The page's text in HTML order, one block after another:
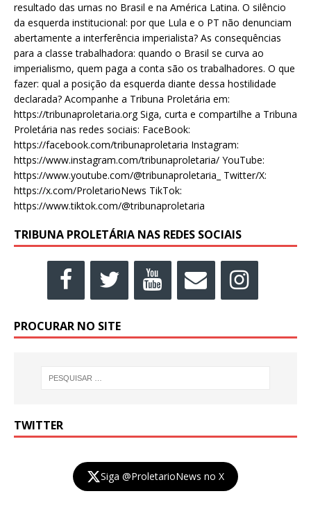
resultado das urnas no Brasil e na América Latina. O silêncio
da esquerda institucional: por que Lula e o PT não denunciam
abertamente a interferência imperialista? As consequências
para a classe trabalhadora: quando o Brasil se curva ao
imperialismo, quem paga a conta são os trabalhadores. O que
fazer: qual a posição da esquerda diante dessa hostilidade
declarada? Acompanhe a Tribuna Proletária em:
https://tribunaproletaria.org Siga, curta e compartilhe a Tribuna
Proletária nas redes sociais: FaceBook:
https://facebook.com/tribunaproletaria Instagram:
https://www.instagram.com/tribunaproletaria/ YouTube:
https://www.youtube.com/@tribunaproletaria_ Twitter/X:
https://x.com/ProletarioNews TikTok:
https://www.tiktok.com/@tribunaproletaria
TRIBUNA PROLETÁRIA NAS REDES SOCIAIS
PROCURAR NO SITE
TWITTER
Siga @ProletarioNews no X